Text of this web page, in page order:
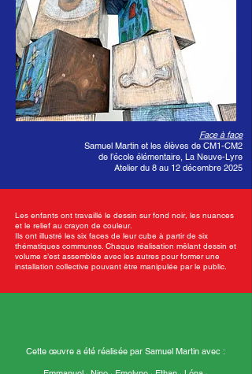
Face à face
Samuel Martin et les élèves de CM1-CM2
de l’école élémentaire, La Neuve-Lyre
Atelier du 8 au 12 décembre 2025
Les enfants ont travaillé le dessin sur fond noir, les nuances
et le relief au crayon de couleur.
Ils ont illustré les six faces de leur cube à partir de six
thématiques communes. Chaque réalisation mêlant dessin et
volume s’est assemblée avec les autres pour former une
installation collective pouvant être manipulée par le public.
Cette œuvre a été réalisée par Samuel Martin avec :